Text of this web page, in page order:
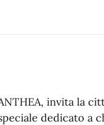
invita la
dedicato a